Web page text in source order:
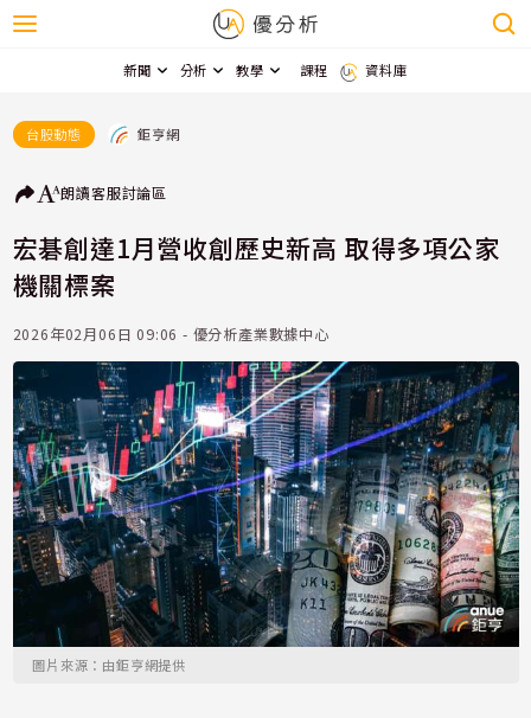
新聞 分析 教學 課程 資料庫
台股動態 鉅亨網
朗讀客服討論區
宏碁創達1月營收創歷史新高 取得多項公家
機關標案
2026年02月06日 09:06 - 優分析產業數據中心
圖片來源：由鉅亨網提供